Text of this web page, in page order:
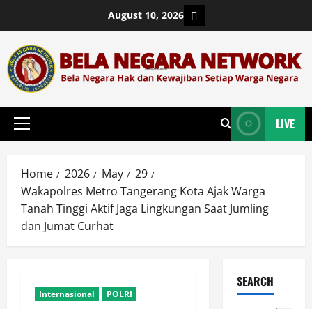
content
August 10, 2026 Login
Primary
LIVE
Home 2026 May
29
Wakapolres Metro Tangerang Kota Ajak Warga
Tanah Tinggi Aktif Jaga Lingkungan Saat Jumling
dan Jumat Curhat
Internasional POLRI
SEARCH